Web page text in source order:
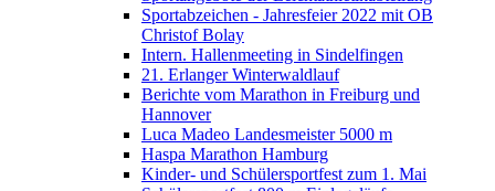
Sportabzeichen - Jahresfeier 2022 mit OB
Christof Bolay
Intern. Hallenmeeting in Sindelfingen
21. Erlanger Winterwaldlauf
Berichte vom Marathon in Freiburg und
Hannover
Luca Madeo Landesmeister 5000 m
Haspa Marathon Hamburg
Kinder- und Schülersportfest zum 1. Mai